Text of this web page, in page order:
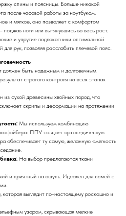
спины и поясницы. Больше никакой
после часовой работы за ноутбуком.
и мягкое, оно позволяет с комфортом
ноги или вытянувшись во весь рост.
и упругие подлокотники оптимальной
рук, позволяя расслабить плечевой пояс.
быть надежным и долговечным.
строгого контроля на всех этапах
из сухой древесины хвойных пород, что
скрипы и деформации на протяжении
Мы используем комбинацию
ППУ создает ортопедическую
обеспечивает ту самую, желанную «мягкость
На выбор предлагаются ткани
и приятный на ощупь. Идеален для семей с
которая выглядит по-настоящему роскошно и
узором, скрывающая мелкие